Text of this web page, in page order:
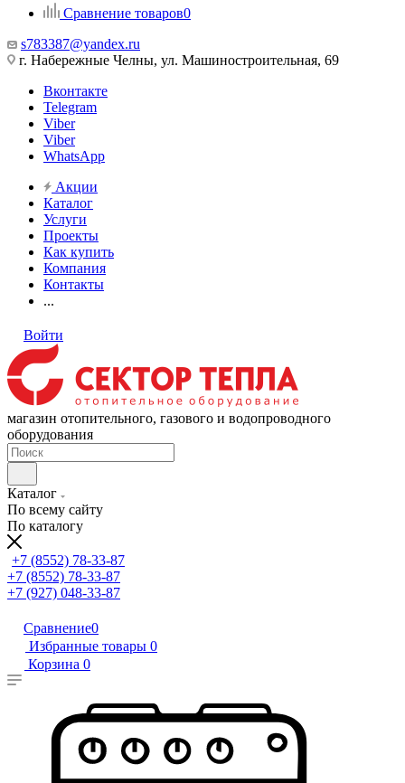
Сравнение товаров0
s783387@yandex.ru
г. Набережные Челны, ул. Машиностроительная, 69
Вконтакте
Telegram
Viber
Viber
WhatsApp
Акции
Каталог
Услуги
Проекты
Как купить
Компания
Контакты
...
Войти
магазин отопительного, газового и водопроводного
оборудования
Каталог
По всему сайту
По каталогу
+7 (8552) 78-33-87
+7 (8552) 78-33-87
+7 (927) 048-33-87
Сравнение0
Избранные товары 0
Корзина 0